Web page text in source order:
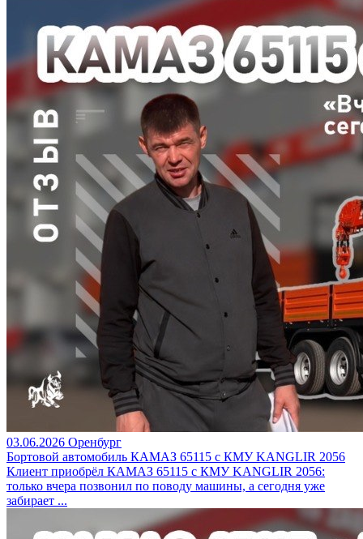
03.06.2026 Оренбург
Бортовой автомобиль КАМАЗ 65115 с КМУ KANGLIR 2056
Клиент приобрёл КАМАЗ 65115 с КМУ KANGLIR 2056:
только вчера позвонил по поводу машины, а сегодня уже
забирает ...